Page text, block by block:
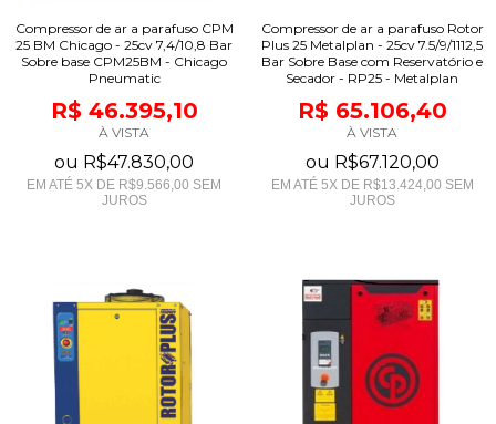
Compressor de ar a parafuso CPM
25 BM Chicago - 25cv 7,4/10,8 Bar
Sobre base CPM25BM - Chicago
Pneumatic
R$ 46.395,10
À VISTA
ou R$47.830,00
EM ATÉ 5X DE R$9.566,00 SEM
JUROS
Compressor de ar a parafuso Rotor
Plus 25 Metalplan - 25cv 7.5/9/1112,5
Bar Sobre Base com Reservatório e
Secador - RP25 - Metalplan
R$ 65.106,40
À VISTA
ou R$67.120,00
EM ATÉ 5X DE R$13.424,00 SEM
JUROS